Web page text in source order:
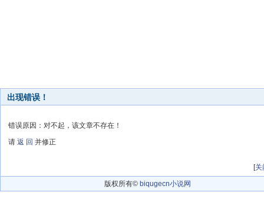
出现错误！
错误原因：对不起，该文章不存在！
请 返 回 并修正
[关
版权所有© biqugecn小说网